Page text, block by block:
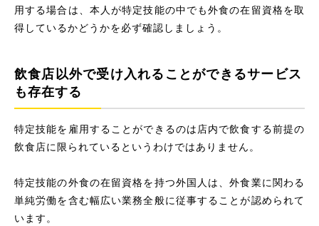
用する場合は、本人が特定技能の中でも外食の在留資格を取
得しているかどうかを必ず確認しましょう。
飲食店以外で受け入れることができるサービス
も存在する
特定技能を雇用することができるのは店内で飲食する前提の
飲食店に限られているというわけではありません。
特定技能の外食の在留資格を持つ外国人は、外食業に関わる
単純労働を含む幅広い業務全般に従事することが認められて
います。